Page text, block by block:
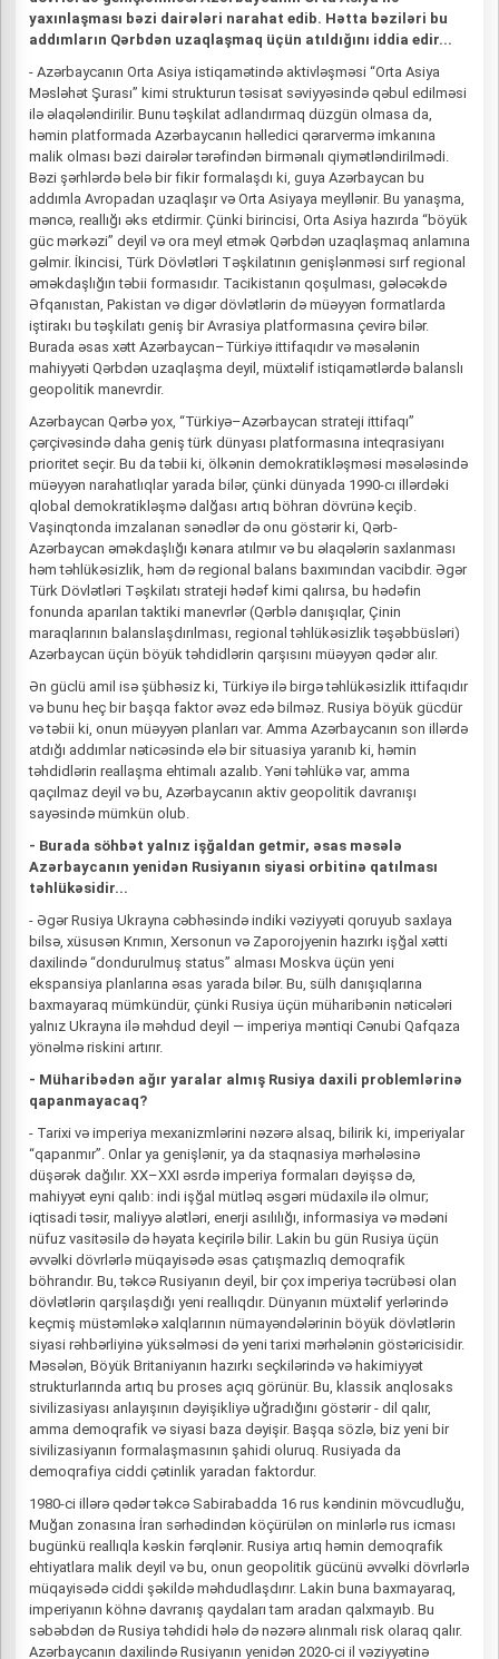
yaxınlaşması bəzi dairələri narahat edib. Hətta bəziləri bu
addımların Qərbdən uzaqlaşmaq üçün atıldığını iddia edir...
- Azərbaycanın Orta Asiya istiqamətində aktivləşməsi “Orta Asiya
Məsləhət Şurası” kimi strukturun təsisat səviyyəsində qəbul edilməsi
ilə əlaqələndirilir. Bunu təşkilat adlandırmaq düzgün olmasa da,
həmin platformada Azərbaycanın həlledici qərarvermə imkanına
malik olması bəzi dairələr tərəfindən birmənalı qiymətləndirilmədi.
Bəzi şərhlərdə belə bir fikir formalaşdı ki, guya Azərbaycan bu
addımla Avropadan uzaqlaşır və Orta Asiyaya meyllənir. Bu yanaşma,
məncə, reallığı əks etdirmir. Çünki birincisi, Orta Asiya hazırda “böyük
güc mərkəzi” deyil və ora meyl etmək Qərbdən uzaqlaşmaq anlamına
gəlmir. İkincisi, Türk Dövlətləri Təşkilatının genişlənməsi sırf regional
əməkdaşlığın təbii formasıdır. Tacikistanın qoşulması, gələcəkdə
Əfqanıstan, Pakistan və digər dövlətlərin də müəyyən formatlarda
iştirakı bu təşkilatı geniş bir Avrasiya platformasına çevirə bilər.
Burada əsas xətt Azərbaycan–Türkiyə ittifaqıdır və məsələnin
mahiyyəti Qərbdən uzaqlaşma deyil, müxtəlif istiqamətlərdə balanslı
geopolitik manevrdir.
Azərbaycan Qərbə yox, “Türkiyə–Azərbaycan strateji ittifaqı”
çərçivəsində daha geniş türk dünyası platformasına inteqrasiyanı
prioritet seçir. Bu da təbii ki, ölkənin demokratikləşməsi məsələsində
müəyyən narahatlıqlar yarada bilər, çünki dünyada 1990-cı illərdəki
qlobal demokratikləşmə dalğası artıq böhran dövrünə keçib.
Vaşinqtonda imzalanan sənədlər də onu göstərir ki, Qərb-
Azərbaycan əməkdaşlığı kənara atılmır və bu əlaqələrin saxlanması
həm təhlükəsizlik, həm də regional balans baxımından vacibdir. Əgər
Türk Dövlətləri Təşkilatı strateji hədəf kimi qalırsa, bu hədəfin
fonunda aparılan taktiki manevrlər (Qərblə danışıqlar, Çinin
maraqlarının balanslaşdırılması, regional təhlükəsizlik təşəbbüsləri)
Azərbaycan üçün böyük təhdidlərin qarşısını müəyyən qədər alır.
Ən güclü amil isə şübhəsiz ki, Türkiyə ilə birgə təhlükəsizlik ittifaqıdır
və bunu heç bir başqa faktor əvəz edə bilməz. Rusiya böyük gücdür
və təbii ki, onun müəyyən planları var. Amma Azərbaycanın son illərdə
atdığı addımlar nəticəsində elə bir situasiya yaranıb ki, həmin
təhdidlərin reallaşma ehtimalı azalıb. Yəni təhlükə var, amma
qaçılmaz deyil və bu, Azərbaycanın aktiv geopolitik davranışı
sayəsində mümkün olub.
- Burada söhbət yalnız işğaldan getmir, əsas məsələ
Azərbaycanın yenidən Rusiyanın siyasi orbitinə qatılması
təhlükəsidir...
- Əgər Rusiya Ukrayna cəbhəsində indiki vəziyyəti qoruyub saxlaya
bilsə, xüsusən Krımın, Xersonun və Zaporojyenin hazırkı işğal xətti
daxilində “dondurulmuş status” alması Moskva üçün yeni
ekspansiya planlarına əsas yarada bilər. Bu, sülh danışıqlarına
baxmayaraq mümkündür, çünki Rusiya üçün müharibənin nəticələri
yalnız Ukrayna ilə məhdud deyil — imperiya məntiqi Cənubi Qafqaza
yönəlmə riskini artırır.
- Müharibədən ağır yaralar almış Rusiya daxili problemlərinə
qapanmayacaq?
- Tarixi və imperiya mexanizmlərini nəzərə alsaq, bilirik ki, imperiyalar
“qapanmır”. Onlar ya genişlənir, ya da staqnasiya mərhələsinə
düşərək dağılır. XX–XXI əsrdə imperiya formaları dəyişsə də,
mahiyyət eyni qalıb: indi işğal mütləq əsgəri müdaxilə ilə olmur;
iqtisadi təsir, maliyyə alətləri, enerji asılılığı, informasiya və mədəni
nüfuz vasitəsilə də həyata keçirilə bilir. Lakin bu gün Rusiya üçün
əvvəlki dövrlərlə müqayisədə əsas çatışmazlıq demoqrafik
böhrandır. Bu, təkcə Rusiyanın deyil, bir çox imperiya təcrübəsi olan
dövlətlərin qarşılaşdığı yeni reallıqdır. Dünyanın müxtəlif yerlərində
keçmiş müstəmləkə xalqlarının nümayəndələrinin böyük dövlətlərin
siyasi rəhbərliyinə yüksəlməsi də yeni tarixi mərhələnin göstəricisidir.
Məsələn, Böyük Britaniyanın hazırkı seçkilərində və hakimiyyət
strukturlarında artıq bu proses açıq görünür. Bu, klassik anqlosaks
sivilizasiyası anlayışının dəyişikliyə uğradığını göstərir - dil qalır,
amma demoqrafik və siyasi baza dəyişir. Başqa sözlə, biz yeni bir
sivilizasiyanın formalaşmasının şahidi oluruq. Rusiyada da
demoqrafiya ciddi çətinlik yaradan faktordur.
1980-ci illərə qədər təkcə Sabirabadda 16 rus kəndinin mövcudluğu,
Muğan zonasına İran sərhədindən köçürülən on minlərlə rus icması
bugünkü reallıqla kəskin fərqlənir. Rusiya artıq həmin demoqrafik
ehtiyatlara malik deyil və bu, onun geopolitik gücünü əvvəlki dövrlərlə
müqayisədə ciddi şəkildə məhdudlaşdırır. Lakin buna baxmayaraq,
imperiyanın köhnə davranış qaydaları tam aradan qalxmayıb. Bu
səbəbdən də Rusiya təhdidi hələ də nəzərə alınmalı risk olaraq qalır.
Azərbaycanın daxilində Rusiyanın yenidən 2020-ci il vəziyyətinə